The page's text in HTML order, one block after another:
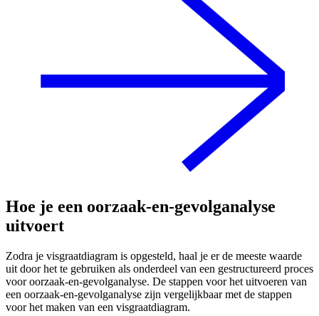
Hoe je een oorzaak-en-gevolganalyse
uitvoert
Zodra je visgraatdiagram is opgesteld, haal je er de meeste waarde
uit door het te gebruiken als onderdeel van een gestructureerd proces
voor oorzaak-en-gevolganalyse. De stappen voor het uitvoeren van
een oorzaak-en-gevolganalyse zijn vergelijkbaar met de stappen
voor het maken van een visgraatdiagram.